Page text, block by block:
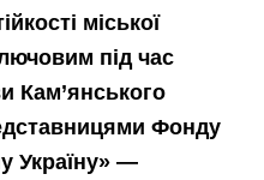
міської
під час
Кам’янського
Фонду
Україну» —